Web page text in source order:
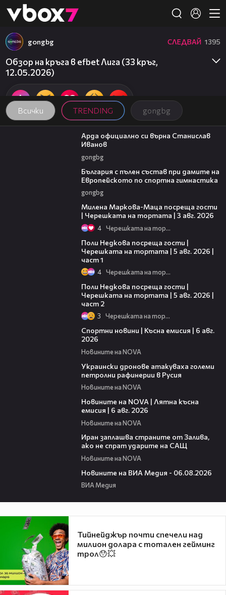
👾
Всички TRENDING gongbg
gongbg СЛЕДВАЙ 1395
Обзор на кръга в efbet Лига (33 кръг,
12.05.2026)
00:19
Арда официално си върна Станислав
Иванов
gongbg
България с пълен състав при дамите на
Европейското по спортна гимнастика
gongbg
Милена Маркова-Маца посреща гости
| Черешката на тортата | 3 авг. 2026
4 Черешката на тортата
Поли Недкова посреща гости |
Черешката на тортата | 5 авг. 2026 |
част 1
4 Черешката на тортата
Поли Недкова посреща гости |
Черешката на тортата | 5 авг. 2026 |
част 2
3 Черешката на тортата
Спортни новини | Късна емисия | 6 авг.
2026
Новините на NOVA
Украински дронове атакуваха големи
петролни рафинерии в Русия
Новините на NOVA
Новините на NOVA | Лятна късна
емисия | 6 авг. 2026
Новините на NOVA
Иран заплашва страните от Залива,
ако не спрат ударите на САЩ
Новините на NOVA
Новините на ВИА Медия - 06.08.2026
ВИА Медия
Тийнейджър почти спечели над
милион долара с тотален гейминг
трол😯💥